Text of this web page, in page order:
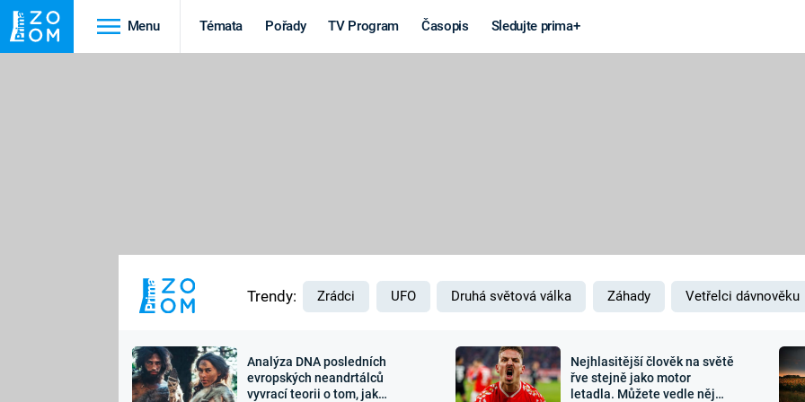
Menu Témata Pořady TV Program Časopis Sledujte prima+
MARS
Výročí
Záhady a
Trendy: Zrádci UFO Druhá světová válka Záhady Vetřelci dávnověku
Analýza DNA posledních
evropských neandrtálců
vyvrací teorii o tom, jak
Nejhlasitější člověk na světě
řve stejně jako motor
letadla. Můžete vedle něj